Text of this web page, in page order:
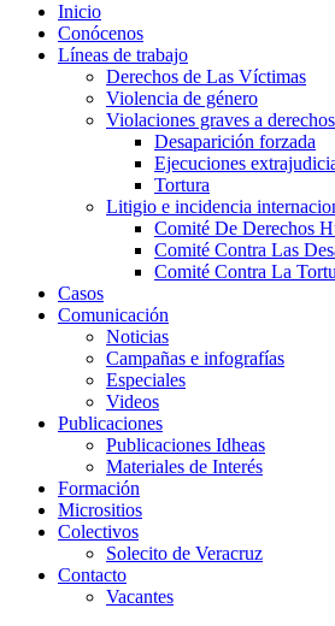
Inicio
Conócenos
Líneas de trabajo
Derechos de Las Víctimas
Violencia de género
Violaciones graves a
Desaparición forzada​
Ejecuciones
Tortura
Litigio e incidencia
Comité De Derechos
Comité Contra Las
Comité Contra La
Casos
Comunicación
Noticias
Campañas e infografías
Especiales
Videos
Publicaciones
Publicaciones Idheas
Materiales de Interés
Formación
Micrositios
Colectivos
Solecito de Veracruz
Contacto
Vacantes